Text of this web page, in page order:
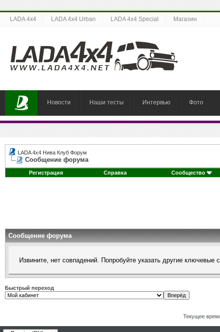
LADA 4x4 LADA 4x4 Urban LADA 4x4 Special Магазин
Новости Наши тесты Интервью Фото
LADA 4x4 Нива Клуб Форум
Сообщение форума
Регистрация Справка Сообщество
Сообщение форума
Извините, нет совпадений. Попробуйте указать другие ключевые
Быстрый переход
Текущее